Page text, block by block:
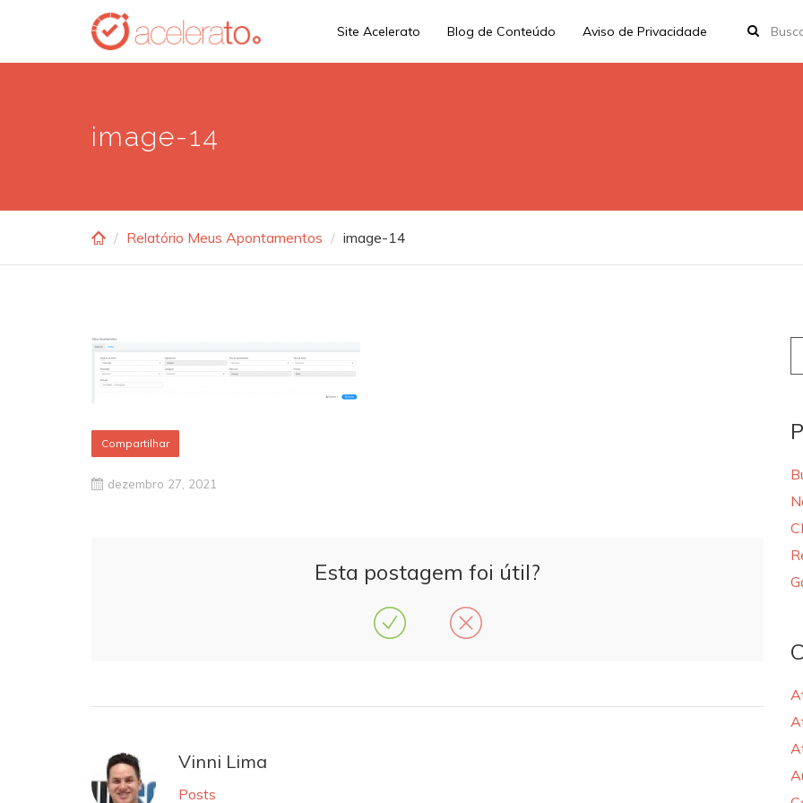
main
Site Acelerato Blog de Conteúdo Aviso de Privacidade
image-14
Relatório Meus Apontamentos image-14
Compartilhar
dezembro 27, 2021
Esta postagem foi útil?
Vinni Lima
Posts